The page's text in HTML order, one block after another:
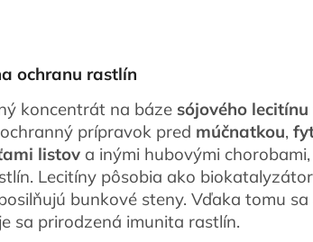
ochranu rastlín
koncentrát na báze sójového lecitínu
prípravok pred múčnatkou,
listov a inými hubovými
Lecitíny pôsobia ako
bunkové steny. Vďaka tomu
sa prirodzená imunita rastlín.